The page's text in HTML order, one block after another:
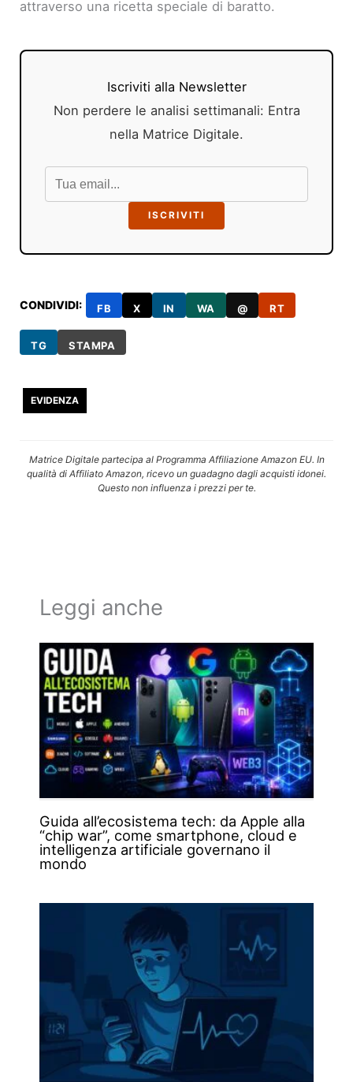
attraverso una ricetta speciale di baratto.
Iscriviti alla Newsletter
Non perdere le analisi settimanali: Entra
nella Matrice Digitale.
ISCRIVITI
CONDIVIDI: FB X IN WA @ RT
TG STAMPA
EVIDENZA
Matrice Digitale partecipa al Programma Affiliazione Amazon EU. In
qualità di Affiliato Amazon, ricevo un guadagno dagli acquisti idonei.
Questo non influenza i prezzi per te.
Leggi anche
Guida all’ecosistema tech: da Apple alla
“chip war”, come smartphone, cloud e
intelligenza artificiale governano il
mondo